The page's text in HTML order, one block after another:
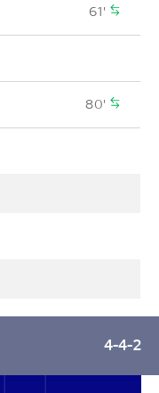
61'
80'
4-4-2